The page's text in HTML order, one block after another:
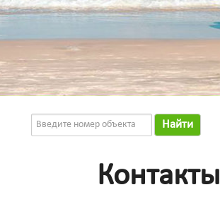
Найти
Контакты